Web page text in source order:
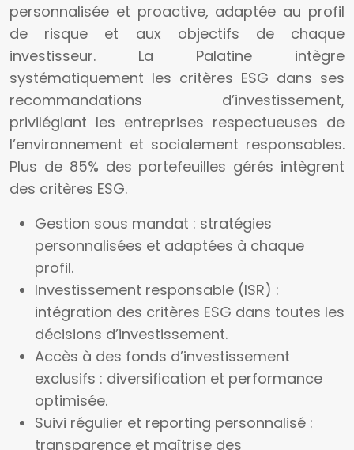
personnalisée et proactive, adaptée au profil
de risque et aux objectifs de chaque
investisseur. La Palatine intègre
systématiquement les critères ESG dans ses
recommandations d’investissement,
privilégiant les entreprises respectueuses de
l’environnement et socialement responsables.
Plus de 85% des portefeuilles gérés intègrent
des critères ESG.
Gestion sous mandat : stratégies
personnalisées et adaptées à chaque
profil.
Investissement responsable (ISR) :
intégration des critères ESG dans toutes les
décisions d’investissement.
Accès à des fonds d’investissement
exclusifs : diversification et performance
optimisée.
Suivi régulier et reporting personnalisé :
transparence et maîtrise des